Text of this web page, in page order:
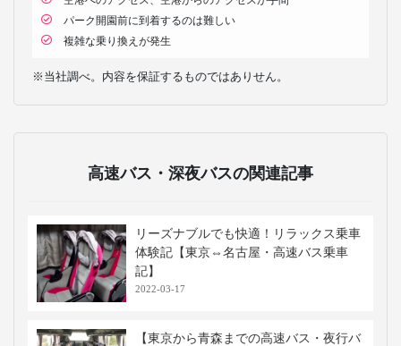
パーク開園前に到着するのは難しい
複雑な乗り換えが発生
※当社調べ。内容を保証するものではありせん。
高速バス・深夜バスの関連記事
リーズナブルでも快適！リラックス乗車
体験記【東京⇔名古屋・高速バス乗車
記】
2022-03-17
【東京から青森までの高速バス・夜行バ